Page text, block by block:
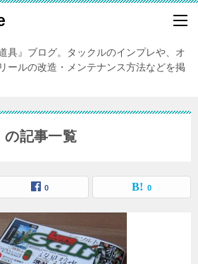
具』ブログ。タックルのインプレや、オ
ールの改造・メンテナンス方法などを掲
の記事一覧
0 0